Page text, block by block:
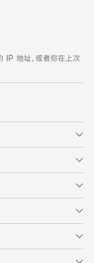
IP 地址，或者你在上次